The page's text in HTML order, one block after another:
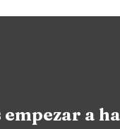
empezar a